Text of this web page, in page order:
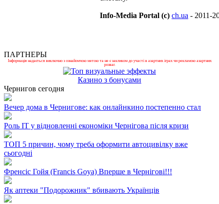
Info-Media Portal (c) ch.ua - 2011-
ПАРТНЕРЫ
Інформація надається виключно з ознайомчою метою та не є закликом до участі в азартних іграх чи рекламою азартних
розваг.
Казино з бонусами
Чернигов сегодня
Вечер дома в Чернигове: как онлайнкино постепенно стал
Роль ІТ у відновленні економіки Чернігова після кризи
ТОП 5 причин, чому треба оформити автоцивілку вже
сьогодні
Френсіс Гойя (Francis Goya) Вперше в Чернігові!!!
Як аптеки "Подорожник" вбивають Українців